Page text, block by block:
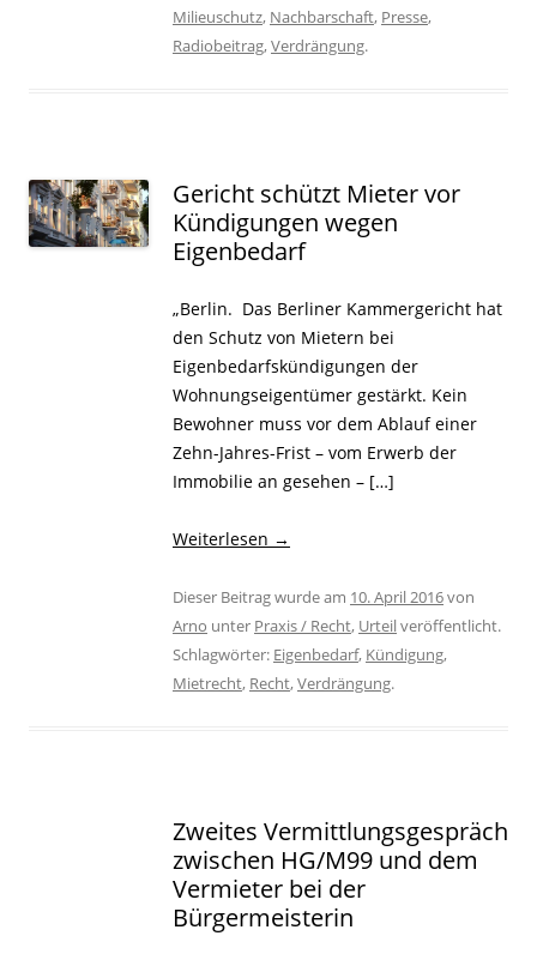
Milieuschutz, Nachbarschaft, Presse,
Radiobeitrag,Verdrängung.
Gericht schützt Mieter vor
Kündigungen wegen
Eigenbedarf
„Berlin. Das Berliner Kammergericht hat
den Schutz von Mietern bei
Eigenbedarfskündigungen der
Wohnungseigentümer gestärkt. Kein
Bewohner muss vor dem Ablauf einer
Zehn-Jahres-Frist – vom Erwerb der
Immobilie an gesehen – […]
Weiterlesen →
Dieser Beitrag wurde am 10. April 2016von
Arno unter Praxis / Recht, Urteilveröffentlicht.
Schlagwörter: Eigenbedarf, Kündigung,
Mietrecht, Recht,Verdrängung.
Zweites Vermittlungsgespräch
zwischen HG/M99 und dem
Vermieter bei der
Bürgermeisterin